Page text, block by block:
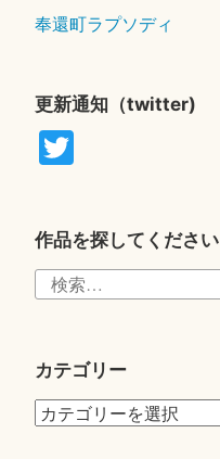
奉還町ラプソディ
更新通知（twitter)
T
r
作品を探してください
カテゴリー
カ